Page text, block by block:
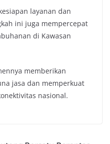
layanan dan
ini juga mempercepat
di Kawasan
memberikan
jasa dan memperkuat
nasional.